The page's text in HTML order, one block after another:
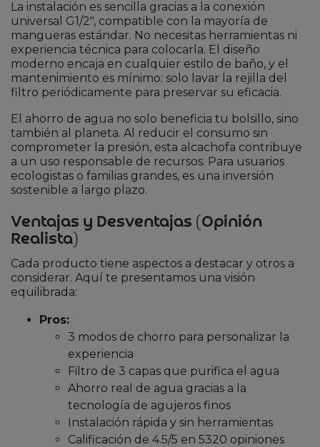
La instalación es sencilla gracias a la conexión
universal G1/2″, compatible con la mayoría de
mangueras estándar. No necesitas herramientas ni
experiencia técnica para colocarla. El diseño
moderno encaja en cualquier estilo de baño, y el
mantenimiento es mínimo: solo lavar la rejilla del
filtro periódicamente para preservar su eficacia.
El ahorro de agua no solo beneficia tu bolsillo, sino
también al planeta. Al reducir el consumo sin
comprometer la presión, esta alcachofa contribuye
a un uso responsable de recursos. Para usuarios
ecologistas o familias grandes, es una inversión
sostenible a largo plazo.
Ventajas y Desventajas (Opinión
Realista)
Cada producto tiene aspectos a destacar y otros a
considerar. Aquí te presentamos una visión
equilibrada:
Pros:
3 modos de chorro para personalizar la
experiencia
Filtro de 3 capas que purifica el agua
Ahorro real de agua gracias a la
tecnología de agujeros finos
Instalación rápida y sin herramientas
Calificación de 4.5/5 en 5320 opiniones